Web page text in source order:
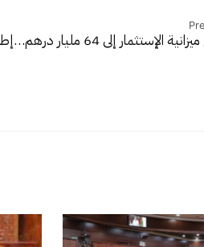
الإستثمار إلى 64 مليار درهم…